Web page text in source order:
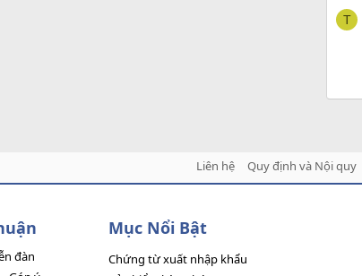
T
Liên hệ Quy định và Nội quy
đàn
Mục Nổi Bật
Chứng từ xuất nhập khẩu